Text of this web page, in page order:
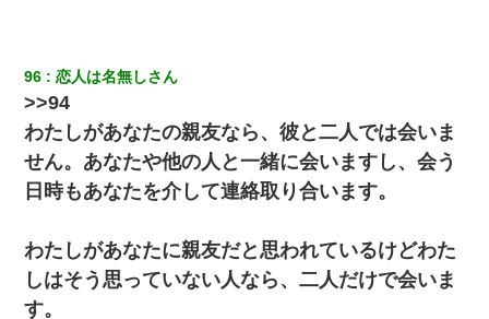
96 恋人は名無しさん
>>94
わたしがあなたの親友なら、彼と二人では会いま
せん。あなたや他の人と一緒に会いますし、会う
日時もあなたを介して連絡取り合います。
わたしがあなたに親友だと思われているけどわた
しはそう思っていない人なら、二人だけで会いま
す。